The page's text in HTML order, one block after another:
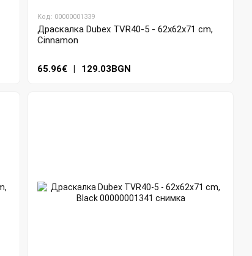
Код: 00000001339
Драскалка Dubex TVR40-5 - 62x62x71 cm,
Cinnamon
65.96€ | 129.03BGN